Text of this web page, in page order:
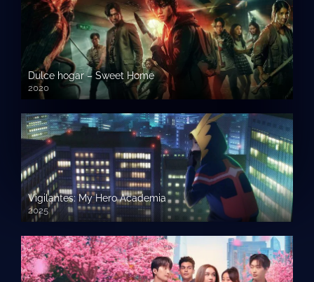
Dulce hogar – Sweet Home
2020
Vigilantes: My Hero Academia
2025